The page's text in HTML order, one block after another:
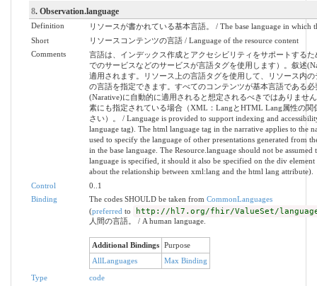
8. Observation.language
Definition
リソースが書かれている基本言語。 / The base language in which
Short
リソースコンテンツの言語 / Language of the resource content
Comments
言語は、インデックス作成とアクセシビリティをサポートする
でのサービスなどのサービスが言語タグを使用します）。叙述
適用されます。リソース上の言語タグを使用して、リソース内
の言語を指定できます。すべてのコンテンツが基本言語である
(Narative)に自動的に適用されると想定されるべきではありませ
素にも指定されている場合（XML：LangとHTML Lang属性の
さい）。 / Language is provided to support indexing and
language tag). The html language tag in the narrative applies to the
used to specify the language of other presentations generated from
in the base language. The Resource.language should not be
language is specified, it should it also be specified on the div
about the relationship between xml:lang and the html lang attribute).
Control
0..1
Binding
The codes SHOULD be taken from CommonLanguages
(preferred to http://hl7.org/fhir/ValueSet/
人間の言語。 / A human language.
Additional Bindings
Purpose
AllLanguages
Max Binding
Type
code